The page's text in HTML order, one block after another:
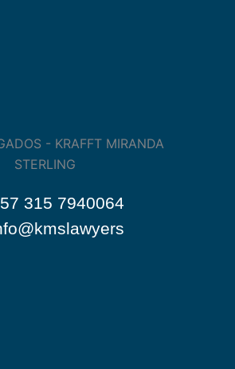
315 7940064